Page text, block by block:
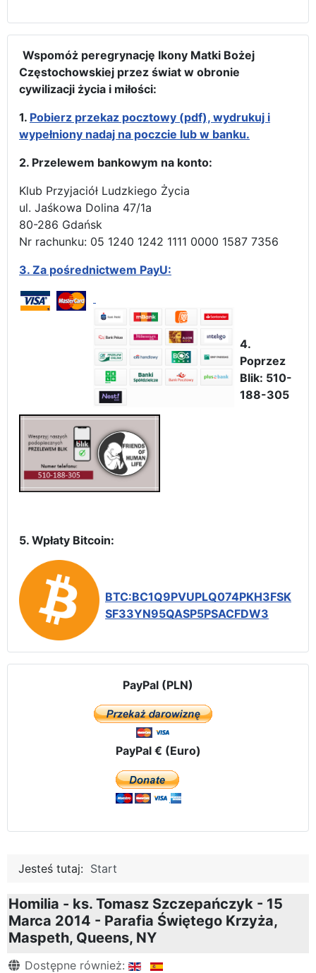
Wspomóż peregrynację Ikony Matki Bożej
Częstochowskiej przez świat w obronie
cywilizacji życia i miłości:
1. Pobierz przekaz pocztowy (pdf), wydrukuj i
wypełniony nadaj na poczcie lub w banku.
2. Przelewem bankowym na konto:
Klub Przyjaciół Ludzkiego Życia
ul. Jaśkowa Dolina 47/1a
80-286 Gdańsk
Nr rachunku: 05 1240 1242 1111 0000 1587 7356
3. Za pośrednictwem PayU:
4.
Poprzez
Blik: 510-
188-305
5. Wpłaty Bitcoin:
BTC:BC1Q9PVUPLQ074PKH3FSK
SF33YN95QASP5PSACFDW3
PayPal (PLN)
PayPal € (Euro)
Jesteś tutaj: Start
Homilia - ks. Tomasz Szczepańczyk - 15
Marca 2014 - Parafia Świętego Krzyża,
Maspeth, Queens, NY
Szczegóły
Dostępne również: